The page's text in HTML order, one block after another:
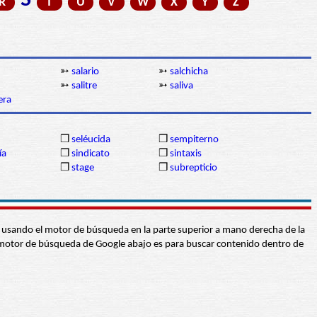
➳ salario ➳ salchicha
➳ salitre ➳ saliva
❒ seléucida ❒ sempiterno
❒ sindicato ❒ sintaxis
❒ stage ❒ subrepticio
el motor de búsqueda en la parte superior a mano derecha de la
de búsqueda de Google abajo es para buscar contenido dentro de